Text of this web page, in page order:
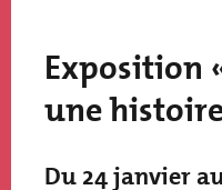
Exposition
une
Du 24 janvier